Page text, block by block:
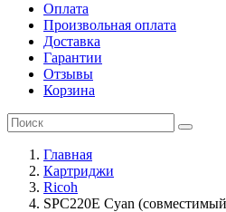
Оплата
Произвольная оплата
Доставка
Гарантии
Отзывы
Корзина
Главная
Картриджи
Ricoh
SPC220E Cyan